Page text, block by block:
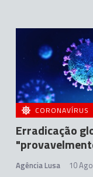
CORONAVÍRUS
Erradicação
Agência Lusa 10